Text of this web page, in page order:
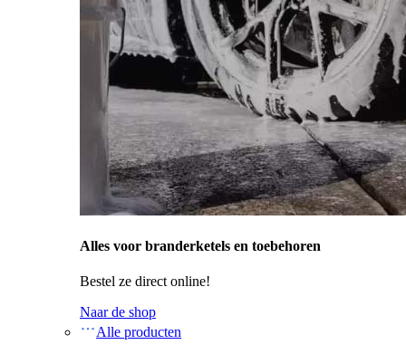
Alles voor branderketels en toebehoren
Bestel ze direct online!
Naar de shop
Alle producten